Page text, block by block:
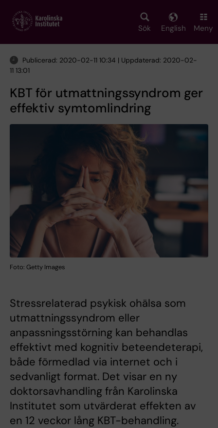
main
Sök English Meny
Publicerad: 2020-02-11 10:34 | Uppdaterad: 2020-02-
11 13:01
KBT för utmattningssyndrom ger
effektiv symtomlindring
Foto: Getty Images
Stressrelaterad psykisk ohälsa som
utmattningssyndrom eller
anpassningsstörning kan behandlas
effektivt med kognitiv beteendeterapi,
både förmedlad via internet och i
sedvanligt format. Det visar en ny
doktorsavhandling från Karolinska
Institutet som utvärderat effekten av
en 12 veckor lång KBT-behandling.